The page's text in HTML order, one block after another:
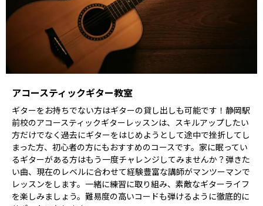
アコースティックギター教室
ギターをお持ちでない方はギターの貸し出しも可能です！静岡駅
前校のアコースティックギターレッスンは、スキルアップしたい
方だけでなく過去にギターをはじめようとして途中で挫折してし
まった方、初心者の方にもおすすめのコースです。家に眠ってい
るギターがある方はもう一度チャレンジしてみませんか？弾きた
い曲、現在のレベルに合わせて経験豊富な講師がマンツーマンで
レッスンをします。一緒に練習に取り組み、素敵なギターライフ
を楽しみましょう。難易度の高いコードも弾けるように徹底的に